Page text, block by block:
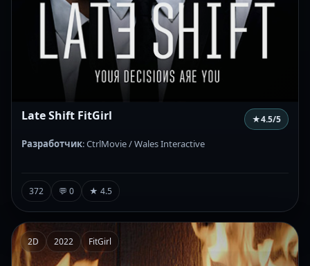
Late Shift FitGirl ★4.5/5
Разработчик: CtrlMovie / Wales Interactive
372 💬 0 ★ 4.5
2D 2022 FitGirl